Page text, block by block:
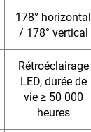
178° horizontal
/ 178° vertical
Rétroéclairage
LED, durée de
vie ≥ 50 000
heures